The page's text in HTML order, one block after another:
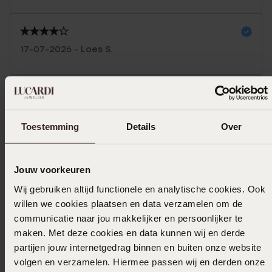
Toestemming Details Over
Jouw voorkeuren
Wij gebruiken altijd functionele en analytische cookies. Ook
willen we cookies plaatsen en data verzamelen om de
communicatie naar jou makkelijker en persoonlijker te
maken. Met deze cookies en data kunnen wij en derde
partijen jouw internetgedrag binnen en buiten onze website
volgen en verzamelen. Hiermee passen wij en derden onze
17-07-2026 - Loes S.
In den Warenkorb legen
Das könnte dir gefallen